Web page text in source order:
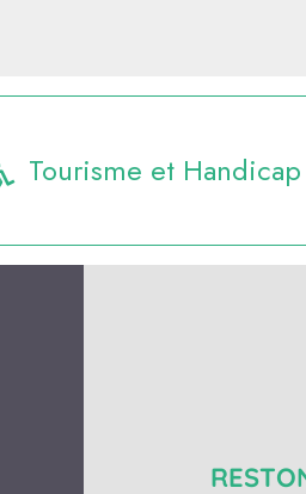
Tourisme et Handicap